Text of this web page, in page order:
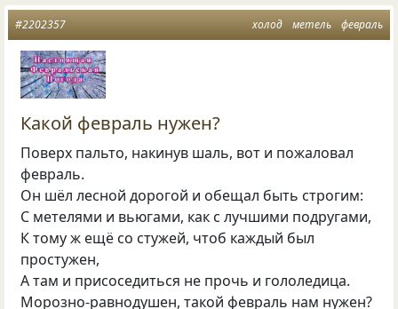
холод метель февраль
#2202357
Какой февраль нужен?
Поверх пальто, накинув шаль, вот и пожаловал
февраль.
Он шёл лесной дорогой и обещал быть строгим:
С метелями и вьюгами, как с лучшими подругами,
К тому ж ещё со стужей, чтоб каждый был
простужен,
А там и присоседиться не прочь и гололедица.
Морозно-равнодушен, такой февраль нам нужен?